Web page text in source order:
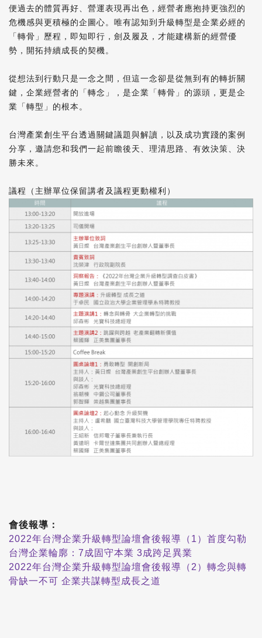
便過去的體質再好、營運表現再出色，經營者應抱持更強烈的
危機感與更積極的企圖心。唯有認知到升級轉型是企業必經的
「轉骨」歷程，即知即行，劍及履及，才能建構新的經營優
勢，開拓持續成長的契機。
從想法到行動只是一念之間，但這一念卻是從無到有的轉折關
鍵，企業經營者的「轉念」，是企業「轉骨」的源頭，更是企
業「轉型」的根本。
台灣產業創生平台透過關鍵議題與解讀，以及成功實踐的案例
分享，邀請您和我們一起前瞻後天、理清思路、有效決策、決
勝未來。
議程（主辦單位保留講者及議程更動權利）
會後報導：
2022年台灣企業升級轉型論壇會後報導（1）首度勾勒
台灣企業輪廓：7成固守本業 3成跨足異業
2022年台灣企業升級轉型論壇會後報導（2）轉念與轉
骨缺一不可 企業共謀轉型成長之道